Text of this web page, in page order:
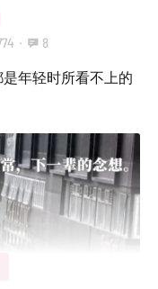
· 8
年轻时所看不上的